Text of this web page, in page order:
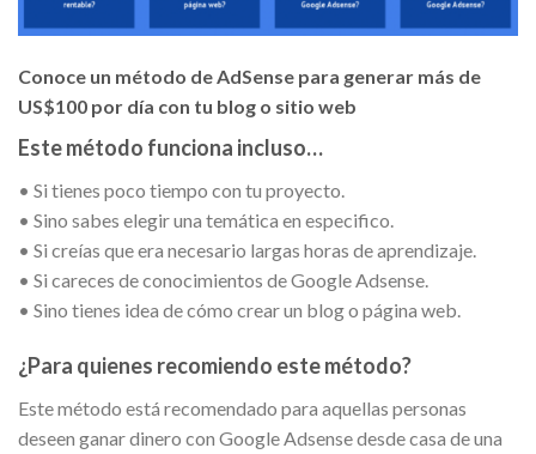
Conoce un método de AdSense para generar más de
US$100 por día con tu blog o sitio web
Este método funciona incluso…
• Si tienes poco tiempo con tu proyecto.
• Sino sabes elegir una temática en especifico.
• Si creías que era necesario largas horas de aprendizaje.
• Si careces de conocimientos de Google Adsense.
• Sino tienes idea de cómo crear un blog o página web.
¿Para quienes recomiendo este método?
Este método está recomendado para aquellas personas
deseen ganar dinero con Google Adsense desde casa de una